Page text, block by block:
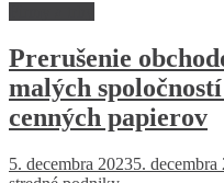
Prerušenie
malých
cenných papierov
5. decembra 20235. decembra